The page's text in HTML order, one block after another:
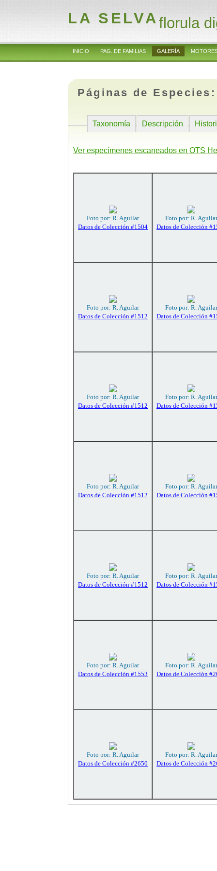
LA SELVAflorula
INICIO PAG. DE FAMILIAS GALERÍA
Páginas de
Taxonomía Descripción
Ver especímenes escaneados en OTS
Foto por: R. Aguilar
Datos de Colección #1504
Foto por: R. Aguilar
Datos de Colección
Foto por: R. Aguilar
Datos de Colección #1512
Foto por: R. Aguilar
Datos de Colección
Foto por: R. Aguilar
Datos de Colección #1512
Foto por: R. Aguilar
Datos de Colección
Foto por: R. Aguilar
Datos de Colección #1512
Foto por: R. Aguilar
Datos de Colección
Foto por: R. Aguilar
Datos de Colección #1512
Foto por: R. Aguilar
Datos de Colección
Foto por: R. Aguilar
Datos de Colección #1553
Foto por: R. Aguilar
Datos de Colección
Foto por: R. Aguilar
Datos de Colección #2650
Foto por: R. Aguilar
Datos de Colección